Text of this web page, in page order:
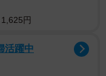
円
活躍中